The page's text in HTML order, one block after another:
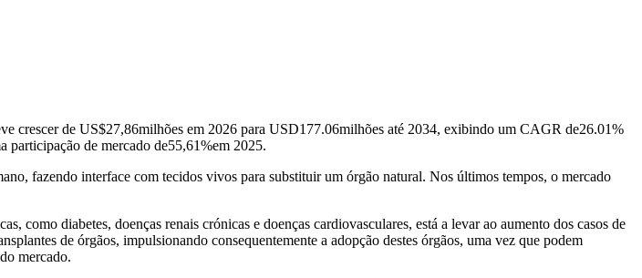
crescer de US$27,86milhões em 2026 para USD177.06milhões até 2034, exibindo um CAGR de26.01%
participação de mercado de55,61%em 2025.
fazendo interface com tecidos vivos para substituir um órgão natural. Nos últimos tempos, o mercado
como diabetes, doenças renais crónicas e doenças cardiovasculares, está a levar ao aumento dos casos de
de órgãos, impulsionando consequentemente a adopção destes órgãos, uma vez que podem
mercado.